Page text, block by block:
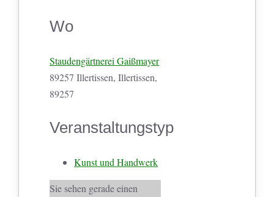
Wo
Staudengärtnerei Gaißmayer
89257 Illertissen, Illertissen,
89257
Veranstaltungstyp
Kunst und Handwerk
Sie sehen gerade einen